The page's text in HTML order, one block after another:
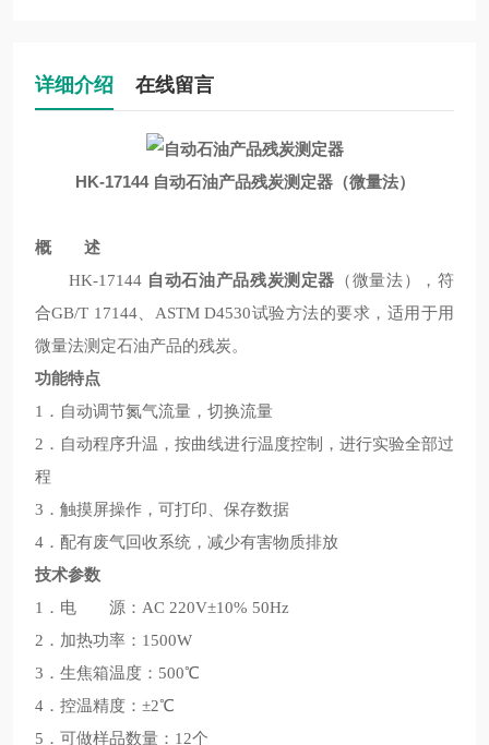
详细介绍 在线留言
HK-17144 自动石油产品残炭测定器（微量法）
概 述
HK-17144 自动石油产品残炭测定器 （微量法），符
合GB/T 17144、ASTM D4530试验方法的要求，适用于用
微量法测定石油产品的残炭。
功能特点
1．自动调节氮气流量，切换流量
2．自动程序升温，按曲线进行温度控制，进行实验全部过
程
3．触摸屏操作，可打印、保存数据
4．配有废气回收系统，减少有害物质排放
技术参数
1．电 源：AC 220V±10% 50Hz
2．加热功率：1500W
3．生焦箱温度：500℃
4．控温精度：±2℃
5．可做样品数量：12个